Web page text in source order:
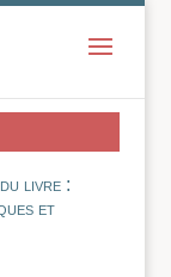
livre :
et